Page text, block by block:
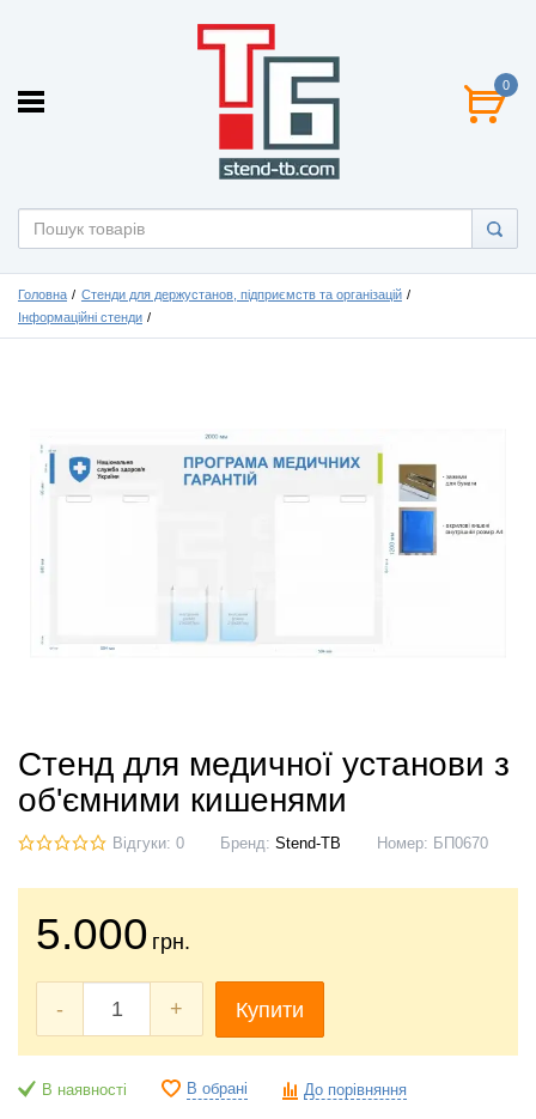
0
Головна
Стенди для держустанов, підприємств та організацій
Інформаційні стенди
Стенд для медичної установи з
об'ємними кишенями
Відгуки: 0 Бренд: Stend-TB Номер: БП0670
5.000 грн.
- + Купити
В наявності В обрані До порівняння